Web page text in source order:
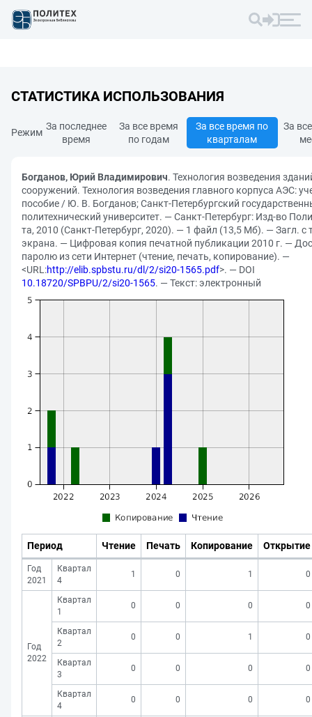
СТАТИСТИКА ИСПОЛЬЗОВАНИЯ
Режим
За последнее
время
За все время
по годам
За все время по
кварталам
За
Богданов, Юрий Владимирович. Технология возведения
сооружений. Технология возведения главного корпуса АЭС:
пособие / Ю. В. Богданов; Санкт-Петербургский
политехнический университет. — Санкт-Петербург: Изд-во
та, 2010 (Санкт-Петербург, 2020). — 1 файл (13,5 Мб). — Загл. с
экрана. — Цифровая копия печатной публикации 2010 г. —
паролю из сети Интернет (чтение, печать, копирование). —
<URL:http://elib.spbstu.ru/dl/2/si20-1565.pdf>. — DOI
10.18720/SPBPU/2/si20-1565. — Текст: электронный
Период Чтение Печать Копирование Открытие
Год
2021
Квартал
4
1 0 1 0
Год
2022
Квартал
1
0 0 0 0
Квартал
2
0 0 1 0
Квартал
3
0 0 0 0
Квартал
4
0 0 0 0